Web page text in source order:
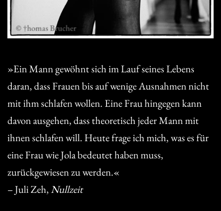
»Ein Mann gewöhnt sich im Lauf seines Lebens
daran, dass Frauen bis auf wenige Ausnahmen nicht
mit ihm schlafen wollen. Eine Frau hingegen kann
davon ausgehen, dass theoretisch jeder Mann mit
ihnen schlafen will. Heute frage ich mich, was es für
eine Frau wie Jola bedeutet haben muss,
zurückgewiesen zu werden.«
– Juli Zeh, Nullzeit